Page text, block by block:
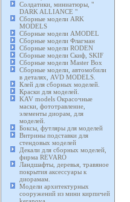
Солдатики, миниатюры, "
DARK ALLIANCE "
Сборные модели ARK
MODELS
Сборные модели AMODEL
Сборные модели Флагман
Сборные модели RODEN
Сборные модели Скиф, SKIF
Сборные модели Master Box
Сборные модели, автомобили
в деталях, AVD MODELS.
Клей для сборных моделей.
Краски для моделей.
KAV models Окрасочные
маски, фототравление,
элементы диорам, для
моделей.
Боксы, футляры для моделей
Витрины подставки для
стендовых моделей
Декали для сборных моделей,
фирма REVARO
Ландшафты, деревья, травяное
покрытия аксессуары к
диорамам.
Модели архитектурных
сооружений из мини кирпичей